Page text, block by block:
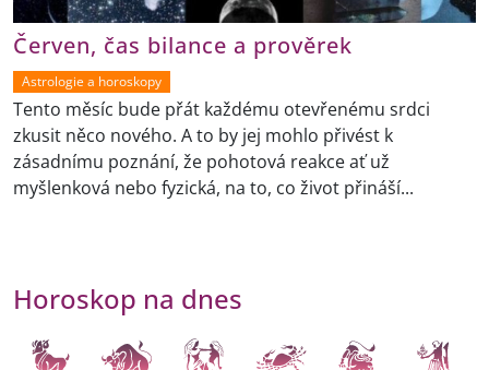
Červen, čas bilance a prověrek
Astrologie a horoskopy
Tento měsíc bude přát každému otevřenému srdci
zkusit něco nového. A to by jej mohlo přivést k
zásadnímu poznání, že pohotová reakce ať už
myšlenková nebo fyzická, na to, co život přináší...
Horoskop na dnes